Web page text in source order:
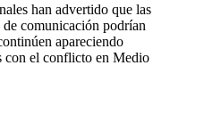
han advertido que las
comunicación podrían
apareciendo
con el conflicto en Medio